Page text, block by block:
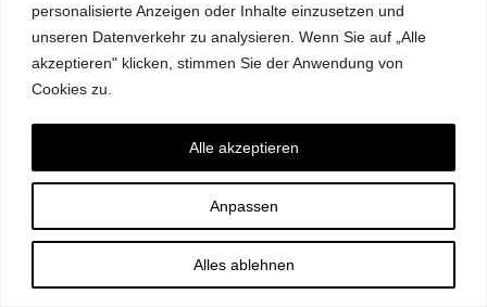
personalisierte Anzeigen oder Inhalte einzusetzen und
unseren Datenverkehr zu analysieren. Wenn Sie auf „Alle
akzeptieren" klicken, stimmen Sie der Anwendung von
Cookies zu.
Anpassen
Alles ablehnen
Alle akzeptieren
IM GESCHÄFT ABHOLEN
KUNDENSERVICE